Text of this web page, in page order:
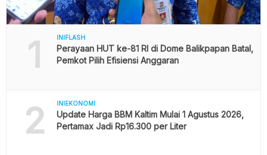
1 INIFLASH
Perayaan HUT ke-81 RI di Dome Balikpapan Batal,
Pemkot Pilih Efisiensi Anggaran
2 INIEKONOMI
Update Harga BBM Kaltim Mulai 1 Agustus 2026,
Pertamax Jadi Rp16.300 per Liter